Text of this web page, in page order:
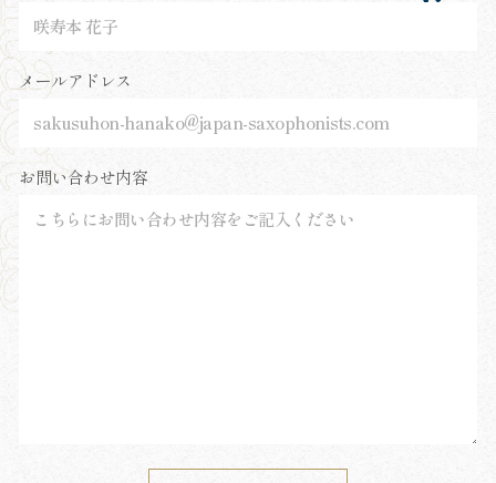
メールアドレス
お問い合わせ内容